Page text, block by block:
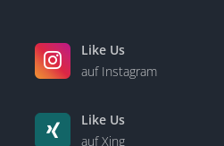
Like Us
auf Instagram
Like Us
auf Xing